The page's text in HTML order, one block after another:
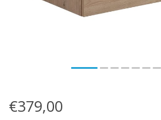
€379,00